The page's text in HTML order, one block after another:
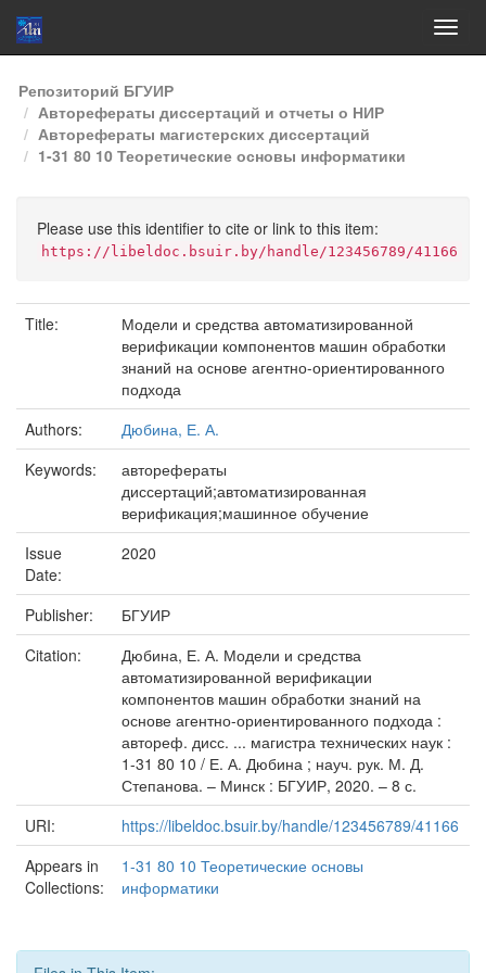
Skip
navigation
Репозиторий БГУИР
Авторефераты диссертаций и отчеты о НИР
Авторефераты магистерских диссертаций
1-31 80 10 Теоретические основы информатики
Please use this identifier to cite or link to this item:
https://libeldoc.bsuir.by/handle/123456789/41166
Title:
Модели и средства автоматизированной
верификации компонентов машин обработки
знаний на основе агентно-ориентированного
подхода
Authors:
Дюбина, Е. А.
Keywords:
авторефераты
диссертаций;автоматизированная
верификация;машинное обучение
Issue
Date:
2020
Publisher:
БГУИР
Citation:
Дюбина, Е. А. Модели и средства
автоматизированной верификации
компонентов машин обработки знаний на
основе агентно-ориентированного подхода :
автореф. дисс. ... магистра технических наук :
1-31 80 10 / Е. А. Дюбина ; науч. рук. М. Д.
Степанова. – Минск : БГУИР, 2020. – 8 с.
URI:
https://libeldoc.bsuir.by/handle/123456789/41166
Appears in
Collections:
1-31 80 10 Теоретические основы
информатики